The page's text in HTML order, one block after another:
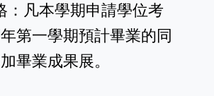
：凡本學期申請學位考
第一學期預計畢業的同
畢業成果展。